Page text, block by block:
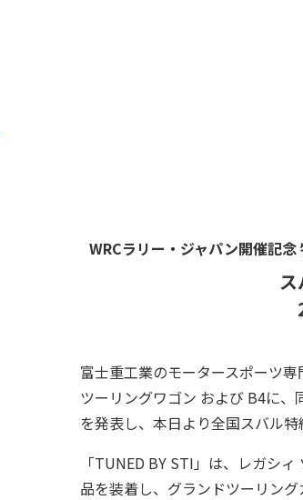
WRCラリー・ジャパン開催記念
富士重工業のモータースポーツ
ツーリングワゴン および B4に、
を発表し、本日より全国スバル特
「TUNED BY STI」は、レガシ
品を装着し、グランドツーリン